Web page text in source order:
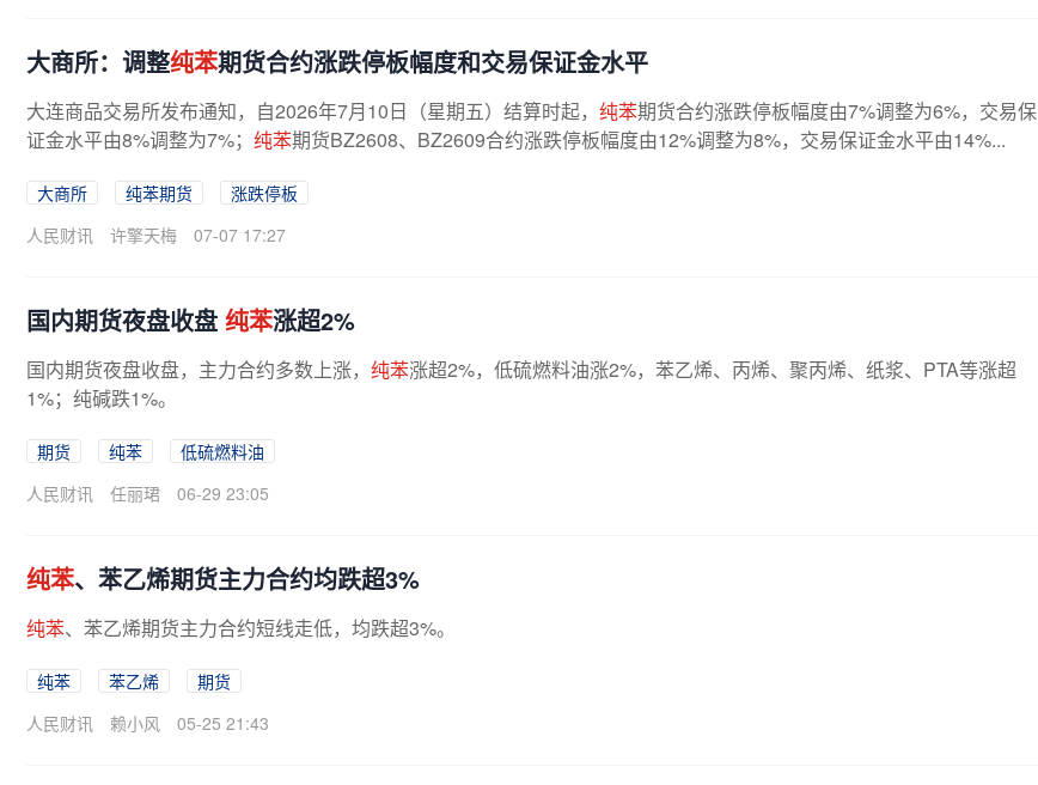
大商所：调整纯苯期货合约涨跌停板幅度和交易保证金水平
大连商品交易所发布通知，自2026年7月10日（星期五）结算时起， 纯苯期货合约涨跌停板幅度由7%调整为6%，交易保
证金水平由8%调整为7%； 纯苯期货BZ2608、BZ2609合约涨跌停板幅度由12%调整为8%，交易保证金水平由14%...
大商所 纯苯期货
涨跌停板
人民财讯
许擎天梅 07-07 17:27
国内期货夜盘收盘 纯苯涨超2%
国内期货夜盘收盘，主力合约多数上涨， 纯苯涨超2%，低硫燃料油涨2%，苯乙烯、丙烯、聚丙烯、纸浆、PTA等涨超
1%；纯碱跌1%。
期货 纯苯
低硫燃料油
人民财讯
任丽珺 06-29 23:05
纯苯、苯乙烯期货主力合约均跌超3%
纯苯、苯乙烯期货主力合约短线走低，均跌超3%。
纯苯 苯乙烯
期货
人民财讯
赖小风 05-25 21:43